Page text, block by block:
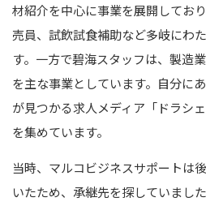
材紹介を中心に事業を展開してお
売員、試飲試食補助など多岐にわ
す。 一方で碧海スタッフは、製造
を主な事業としています。自分に
が見つかる求人メディア「ドラシ
を集めています。
当時、マルコビジネスサポートは
いたため、承継先を探していました